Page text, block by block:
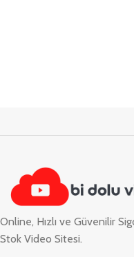
Online, Hızlı ve Güvenilir
Stok Video Sitesi.